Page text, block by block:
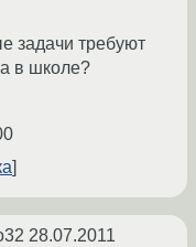
задачи требуют
в школе?
28.07.2011